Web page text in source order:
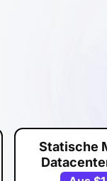
Statische